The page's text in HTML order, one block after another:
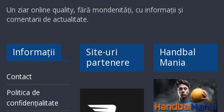
Un ziar online quality, fără mondenități, cu informații și
comentarii de actualitate.
Informații
Contact
Politica de
confidențialitate
Site-uri
partenere
Handbal
Mania